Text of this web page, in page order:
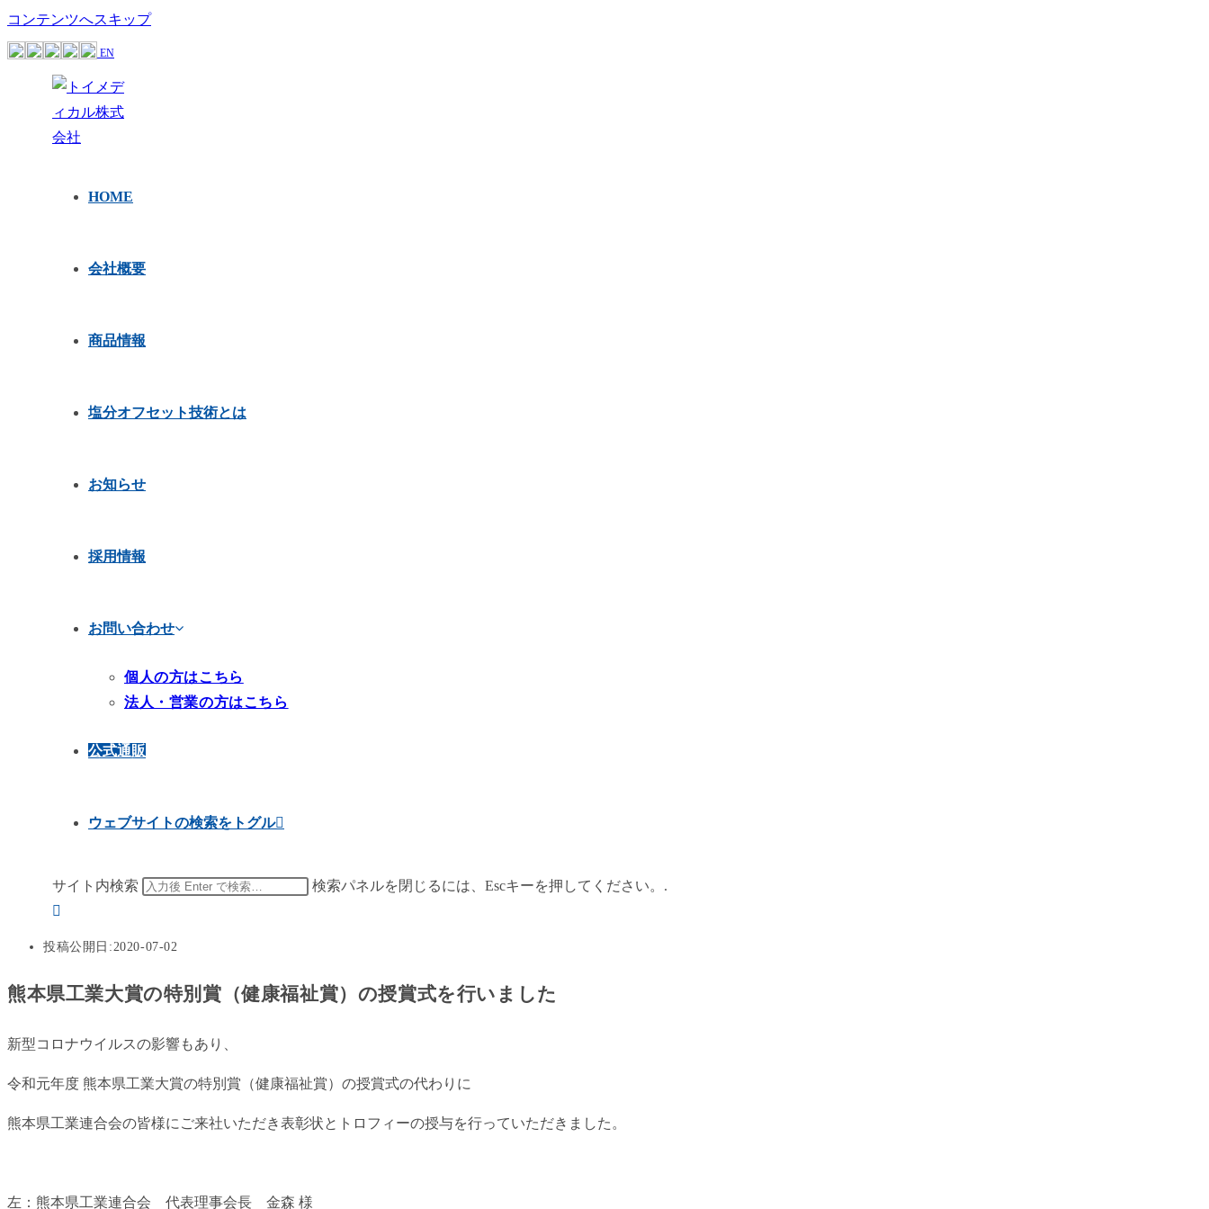
コンテンツへスキップ
EN
HOME
会社概要
商品情報
塩分オフセット技術とは
お知らせ
採用情報
お問い合わせ
個人の方はこちら
法人・営業の方はこちら
公式通販
ウェブサイトの検索をトグル
サイト内検索 検索パネルを閉じるには、Escキーを押してください。.
投稿公開日:2020-07-02
熊本県工業大賞の特別賞（健康福祉賞）の授賞式を行いました
新型コロナウイルスの影響もあり、
令和元年度 熊本県工業大賞の特別賞（健康福祉賞）の授賞式の代わりに
熊本県工業連合会の皆様にご来社いただき表彰状とトロフィーの授与を行っていただきました。
左：熊本県工業連合会 代表理事会長 金森 様